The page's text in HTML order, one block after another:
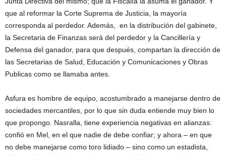
que al reformar la Corte Suprema de Justicia, la mayoría
corresponda al perdedor. Además, en la distribución del gabinete,
la Secretaria de Finanzas será del perdedor y la Cancillería y
Defensa del ganador, para que después, compartan la dirección de
las Secretarias de Salud, Educación y Comunicaciones y Obras
Publicas como se llamaba antes.
Asfura es hombre de equipo, acostumbrado a manejarse dentro de
sociedades mercantiles, por lo que sin duda entiende muy bien lo
que propongo. Nasralla, tiene experiencia negativas en alianzas:
confió en Mel, en el que nadie de debe confiar; y ahora – en que
no debe manejarse como toro lidiado – sino como un estadista,